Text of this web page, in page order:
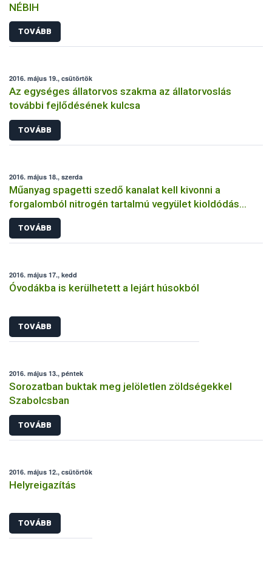
NÉBIH
TOVÁBB
2016. május 19., csütörtök
Az egységes állatorvos szakma az állatorvoslás
további fejlődésének kulcsa
TOVÁBB
2016. május 18., szerda
Műanyag spagetti szedő kanalat kell kivonni a
forgalomból nitrogén tartalmú vegyület kioldódás
miatt
TOVÁBB
2016. május 17., kedd
Óvodákba is kerülhetett a lejárt húsokból
TOVÁBB
2016. május 13., péntek
Sorozatban buktak meg jelöletlen zöldségekkel
Szabolcsban
TOVÁBB
2016. május 12., csütörtök
Helyreigazítás
TOVÁBB